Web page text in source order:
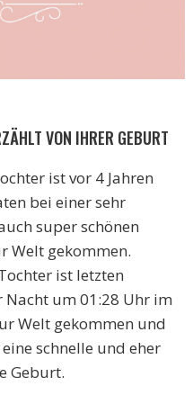
VON IHRER GEBURT
ist vor 4 Jahren
bei einer sehr
super schönen
Welt gekommen.
ist letzten
Nacht um 01:28 Uhr im
Welt gekommen und
schnelle und eher
Geburt.